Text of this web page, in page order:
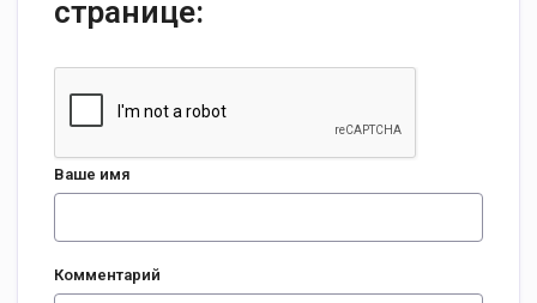
странице:
Ваше имя
Комментарий